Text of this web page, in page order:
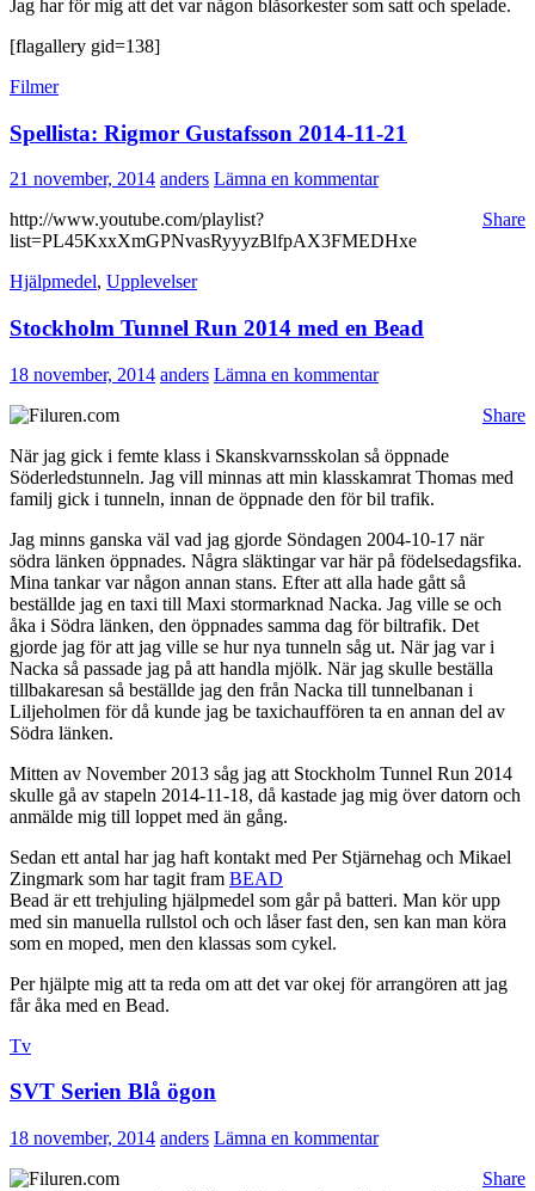
Jag har för mig att det var någon blåsorkester som satt och spelade.
[flagallery gid=138]
Filmer
Spellista: Rigmor Gustafsson 2014-11-21
21 november, 2014 anders Lämna en kommentar
Share
http://www.youtube.com/playlist?
list=PL45KxxXmGPNvasRyyyzBlfpAX3FMEDHxe
Hjälpmedel, Upplevelser
Stockholm Tunnel Run 2014 med en Bead
18 november, 2014 anders Lämna en kommentar
Share
När jag gick i femte klass i Skanskvarnsskolan så öppnade
Söderledstunneln. Jag vill minnas att min klasskamrat Thomas med
familj gick i tunneln, innan de öppnade den för bil trafik.
Jag minns ganska väl vad jag gjorde Söndagen 2004-10-17 när
södra länken öppnades. Några släktingar var här på födelsedagsfika.
Mina tankar var någon annan stans. Efter att alla hade gått så
beställde jag en taxi till Maxi stormarknad Nacka. Jag ville se och
åka i Södra länken, den öppnades samma dag för biltrafik. Det
gjorde jag för att jag ville se hur nya tunneln såg ut. När jag var i
Nacka så passade jag på att handla mjölk. När jag skulle beställa
tillbakaresan så beställde jag den från Nacka till tunnelbanan i
Liljeholmen för då kunde jag be taxichauffören ta en annan del av
Södra länken.
Mitten av November 2013 såg jag att Stockholm Tunnel Run 2014
skulle gå av stapeln 2014-11-18, då kastade jag mig över datorn och
anmälde mig till loppet med än gång.
Sedan ett antal har jag haft kontakt med Per Stjärnehag och Mikael
Zingmark som har tagit fram BEAD
Bead är ett trehjuling hjälpmedel som går på batteri. Man kör upp
med sin manuella rullstol och och låser fast den, sen kan man köra
som en moped, men den klassas som cykel.
Per hjälpte mig att ta reda om att det var okej för arrangören att jag
får åka med en Bead.
Tv
SVT Serien Blå ögon
18 november, 2014 anders Lämna en kommentar
Share